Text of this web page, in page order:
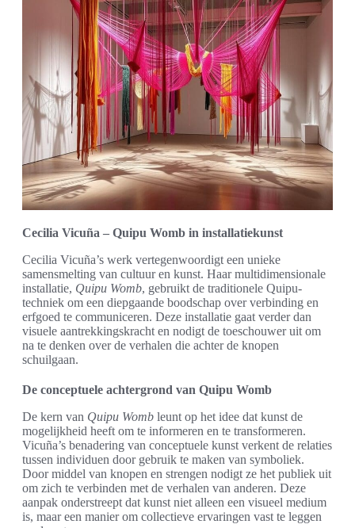
Cecilia Vicuña – Quipu Womb in installatiekunst
Cecilia Vicuña’s werk vertegenwoordigt een unieke
samensmelting van cultuur en kunst. Haar multidimensionale
installatie, Quipu Womb, gebruikt de traditionele Quipu-
techniek om een diepgaande boodschap over verbinding en
erfgoed te communiceren. Deze installatie gaat verder dan
visuele aantrekkingskracht en nodigt de toeschouwer uit om
na te denken over de verhalen die achter de knopen
schuilgaan.
De conceptuele achtergrond van Quipu Womb
De kern van Quipu Womb leunt op het idee dat kunst de
mogelijkheid heeft om te informeren en te transformeren.
Vicuña’s benadering van conceptuele kunst verkent de relaties
tussen individuen door gebruik te maken van symboliek.
Door middel van knopen en strengen nodigt ze het publiek uit
om zich te verbinden met de verhalen van anderen. Deze
aanpak onderstreept dat kunst niet alleen een visueel medium
is, maar een manier om collectieve ervaringen vast te leggen